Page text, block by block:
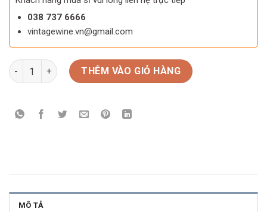
038 737 6666
vintagewine.vn@gmail.com
Rượu vang Chile Signus Cabernet Sauvignon số lượng
THÊM VÀO GIỎ HÀNG
MÔ TẢ